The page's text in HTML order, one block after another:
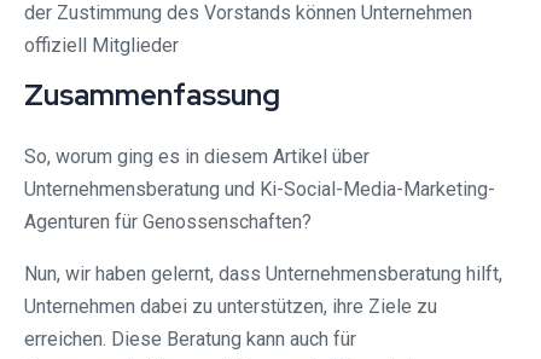
der Zustimmung des Vorstands können Unternehmen
offiziell Mitglieder
Zusammenfassung
So, worum ging es in diesem Artikel über
Unternehmensberatung und Ki-Social-Media-Marketing-
Agenturen für Genossenschaften?
Nun, wir haben gelernt, dass Unternehmensberatung hilft,
Unternehmen dabei zu unterstützen, ihre Ziele zu
erreichen. Diese Beratung kann auch für